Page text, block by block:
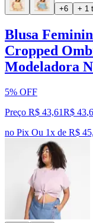
+6 + 1
Blusa
Cropped
Modeladora
5% OFF
Preço R$ 43,61R$ 43,
no Pix Ou 1x de R$